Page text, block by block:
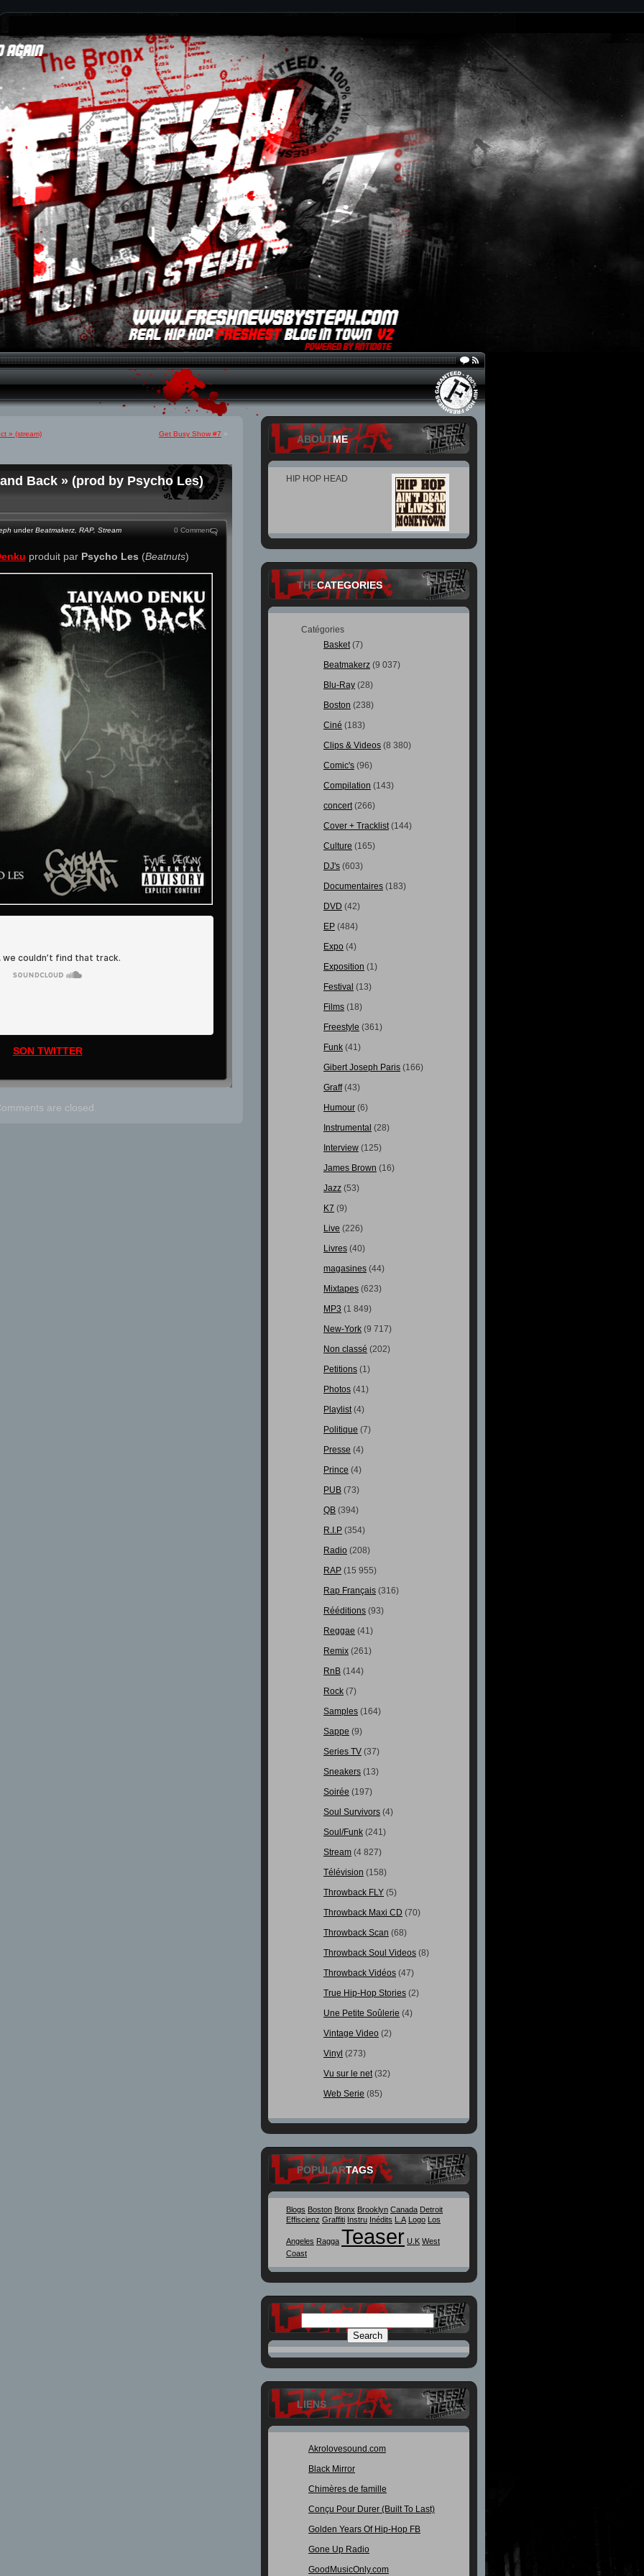
» (stream) Get Busy Show #7 »
Back » (prod by Psycho Les)
underBeatmakerz RAP, Stream 0 Comment
produit par Psycho Les (Beatnuts)
SON TWITTER
are closed.
ABOUTME
HIP HOP HEAD
THECATEGORIES
Catégories
Basket(7)
Beatmakerz (9 037)
Blu-Ray (28)
Boston (238)
Ciné (183)
Clips & Videos (8 380)
Comic's (96)
Compilation (143)
concert(266)
Cover + Tracklist(144)
Culture (165)
DJ's (603)
Documentaires (183)
DVD (42)
EP (484)
Expo (4)
Exposition (1)
Festival (13)
Films (18)
Freestyle (361)
Funk (41)
Gibert Joseph Paris (166)
Graff(43)
Humour (6)
Instrumental (28)
Interview (125)
James Brown (16)
Jazz (53)
K7 (9)
Live (226)
Livres (40)
magasines (44)
Mixtapes (623)
MP3 (1 849)
New-York (9 717)
Non classé (202)
Petitions (1)
Photos (41)
Playlist(4)
Politique (7)
Presse (4)
Prince (4)
PUB (73)
QB (394)
R.I.P (354)
Radio (208)
RAP (15 955)
Rap Français (316)
Rééditions (93)
Reggae (41)
Remix (261)
RnB (144)
Rock (7)
Samples (164)
Sappe (9)
Series TV (37)
Sneakers (13)
Soirée (197)
Soul Survivors (4)
Soul/Funk (241)
Stream (4 827)
Télévision (158)
Throwback FLY (5)
Throwback Maxi CD (70)
Throwback Scan (68)
Throwback Soul Videos (8)
Throwback Vidéos (47)
True Hip-Hop Stories (2)
Une Petite Soûlerie (4)
Vintage Video (2)
Vinyl (273)
Vu sur le net(32)
Web Serie (85)
POPULARTAGS
Blogs Boston Bronx Brooklyn Canada Detroit
Effiscienz Graffiti Instru Inédits L.A Logo Los
Angeles Ragga Teaser U.K West
Coast
LIENS
Akrolovesound.com
Black Mirror
Chimères de famille
Conçu Pour Durer (Built To Last)
Golden Years Of Hip-Hop FB
Gone Up Radio
GoodMusicOnly.com